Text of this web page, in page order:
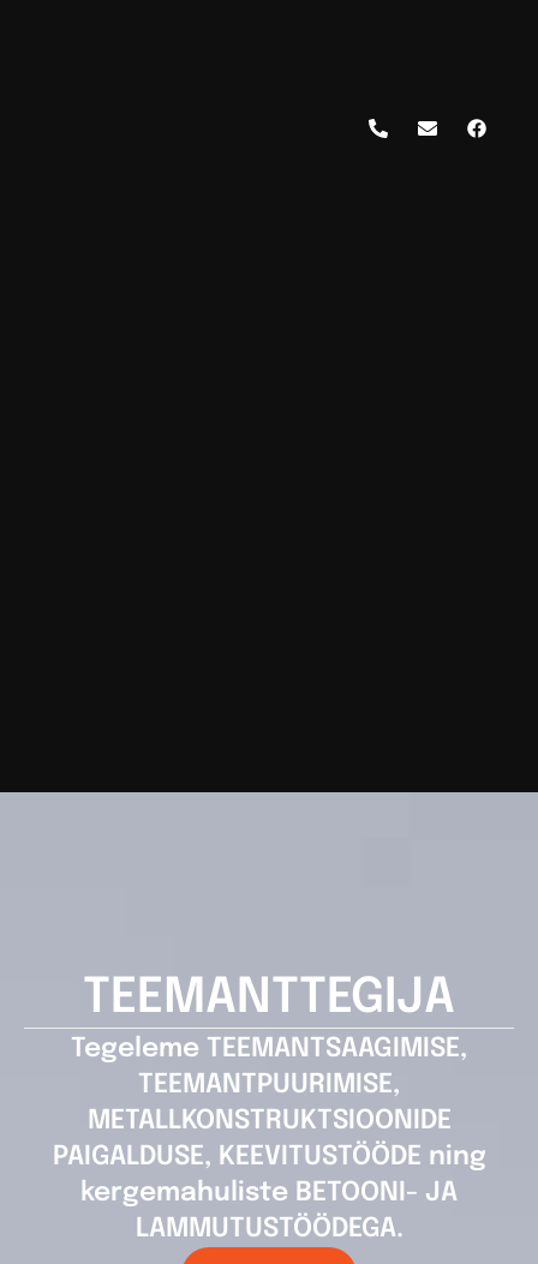
TEEMANTTEGIJA
Tegeleme TEEMANTSAAGIMISE,
TEEMANTPUURIMISE,
METALLKONSTRUKTSIOONIDE
PAIGALDUSE, KEEVITUSTÖÖDE ning
kergemahuliste BETOONI- JA
LAMMUTUSTÖÖDEGA.